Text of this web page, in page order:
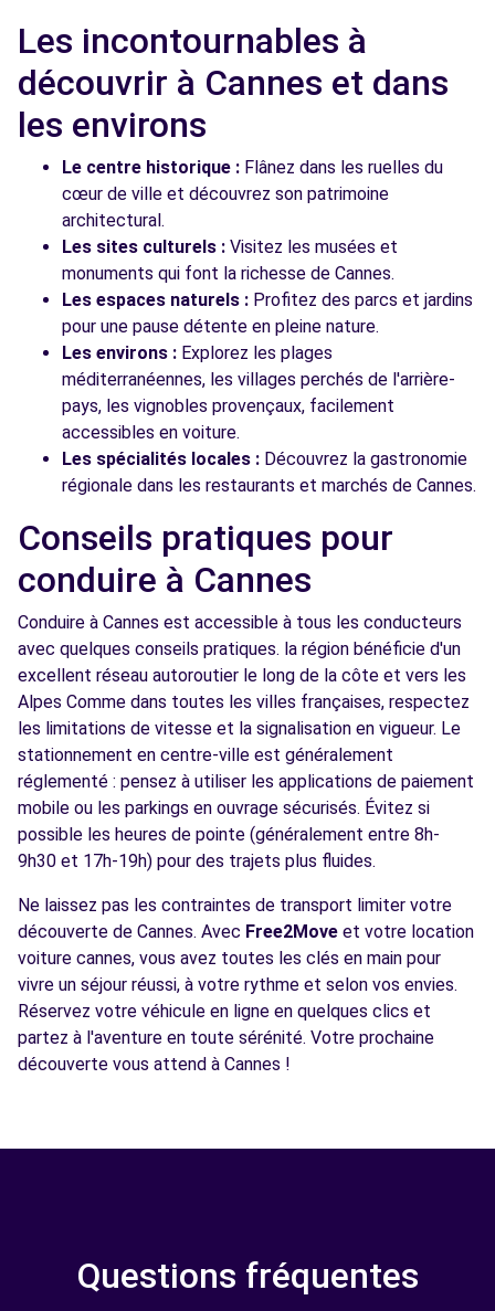
Les incontournables à
découvrir à Cannes et dans
les environs
Le centre historique : Flânez dans les ruelles du
cœur de ville et découvrez son patrimoine
architectural.
Les sites culturels : Visitez les musées et
monuments qui font la richesse de Cannes.
Les espaces naturels : Profitez des parcs et jardins
pour une pause détente en pleine nature.
Les environs : Explorez les plages
méditerranéennes, les villages perchés de l'arrière-
pays, les vignobles provençaux, facilement
accessibles en voiture.
Les spécialités locales : Découvrez la gastronomie
régionale dans les restaurants et marchés de Cannes.
Conseils pratiques pour
conduire à Cannes
Conduire à Cannes est accessible à tous les conducteurs
avec quelques conseils pratiques. la région bénéficie d'un
excellent réseau autoroutier le long de la côte et vers les
Alpes Comme dans toutes les villes françaises, respectez
les limitations de vitesse et la signalisation en vigueur. Le
stationnement en centre-ville est généralement
réglementé : pensez à utiliser les applications de paiement
mobile ou les parkings en ouvrage sécurisés. Évitez si
possible les heures de pointe (généralement entre 8h-
9h30 et 17h-19h) pour des trajets plus fluides.
Ne laissez pas les contraintes de transport limiter votre
découverte de Cannes. Avec Free2Move et votre location
voiture cannes, vous avez toutes les clés en main pour
vivre un séjour réussi, à votre rythme et selon vos envies.
Réservez votre véhicule en ligne en quelques clics et
partez à l'aventure en toute sérénité. Votre prochaine
découverte vous attend à Cannes !
Questions fréquentes